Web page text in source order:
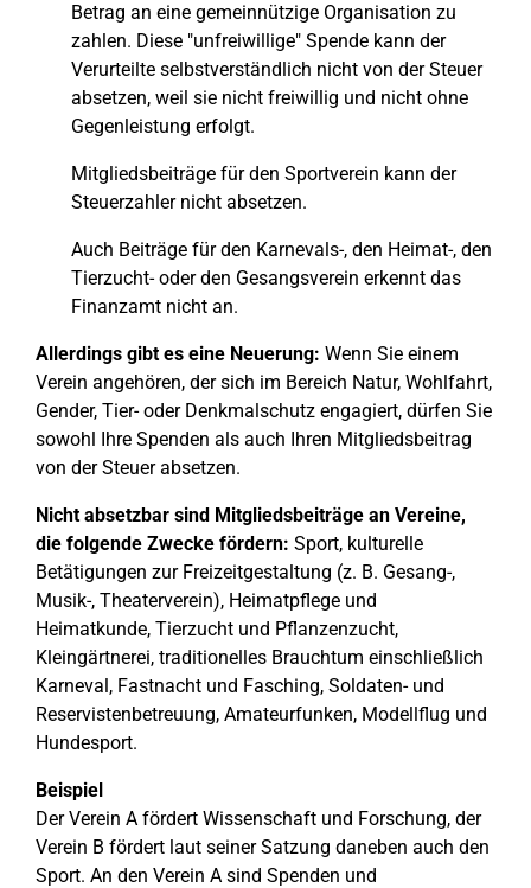
Betrag an eine gemeinnützige Organisation zu
zahlen. Diese "unfreiwillige" Spende kann der
Verurteilte selbstverständlich nicht von der Steuer
absetzen, weil sie nicht freiwillig und nicht ohne
Gegenleistung erfolgt.
Mitgliedsbeiträge für den Sportverein kann der
Steuerzahler nicht absetzen.
Auch Beiträge für den Karnevals-, den Heimat-, den
Tierzucht- oder den Gesangsverein erkennt das
Finanzamt nicht an.
Allerdings gibt es eine Neuerung: Wenn Sie einem
Verein angehören, der sich im Bereich Natur, Wohlfahrt,
Gender, Tier- oder Denkmalschutz engagiert, dürfen Sie
sowohl Ihre Spenden als auch Ihren Mitgliedsbeitrag
von der Steuer absetzen.
Nicht absetzbar sind Mitgliedsbeiträge an Vereine,
die folgende Zwecke fördern: Sport, kulturelle
Betätigungen zur Freizeitgestaltung (z. B. Gesang-,
Musik-, Theaterverein), Heimatpflege und
Heimatkunde, Tierzucht und Pflanzenzucht,
Kleingärtnerei, traditionelles Brauchtum einschließlich
Karneval, Fastnacht und Fasching, Soldaten- und
Reservistenbetreuung, Amateurfunken, Modellflug und
Hundesport.
Beispiel
Der Verein A fördert Wissenschaft und Forschung, der
Verein B fördert laut seiner Satzung daneben auch den
Sport. An den Verein A sind Spenden und